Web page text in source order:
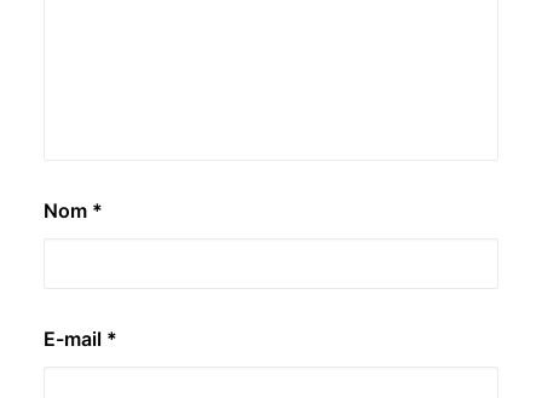
Nom *
E-mail *